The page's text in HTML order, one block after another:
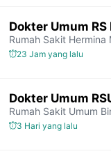
Dokter Umum
Rumah Sakit Hermina
23 Jam yang lalu
Dokter Umum
Rumah Sakit Umum
3 Hari yang lalu